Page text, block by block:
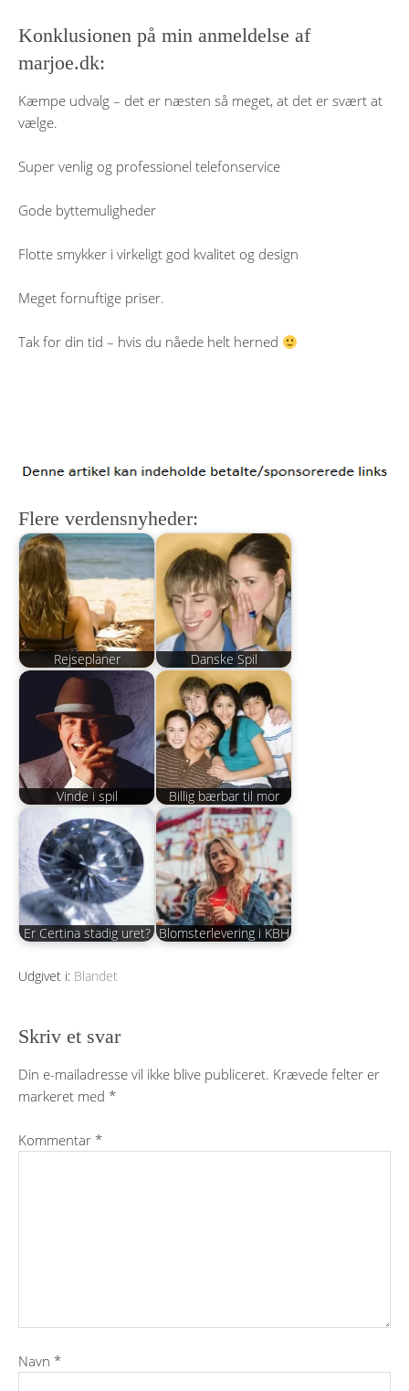
Konklusionen på min anmeldelse af
marjoe.dk:
Kæmpe udvalg – det er næsten så meget, at det er svært at
vælge.
Super venlig og professionel telefonservice
Gode byttemuligheder
Flotte smykker i virkeligt god kvalitet og design
Meget fornuftige priser.
Tak for din tid – hvis du nåede helt herned
Flere verdensnyheder:
Rejseplaner Danske Spil
Vinde i spil Billig bærbar til mor
Er Certina stadig uret? Blomsterlevering i KBH
Udgivet i: Blandet
Skriv et svar
Din e-mailadresse vil ikke blive publiceret. Krævede felter er
markeret med *
Kommentar *
Navn *